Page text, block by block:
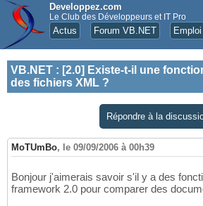
Developpez.com
Le Club des Développeurs et IT Pro
Actus Forum VB.NET Emploi
VB.NET : [2.0] Existe-t-il une
des fichiers XML ?
Répondre à la
MoTUmBo, le 09/09/2006 à 00h39
Bonjour j'aimerais savoir s'il y a des
framework 2.0 pour comparer des